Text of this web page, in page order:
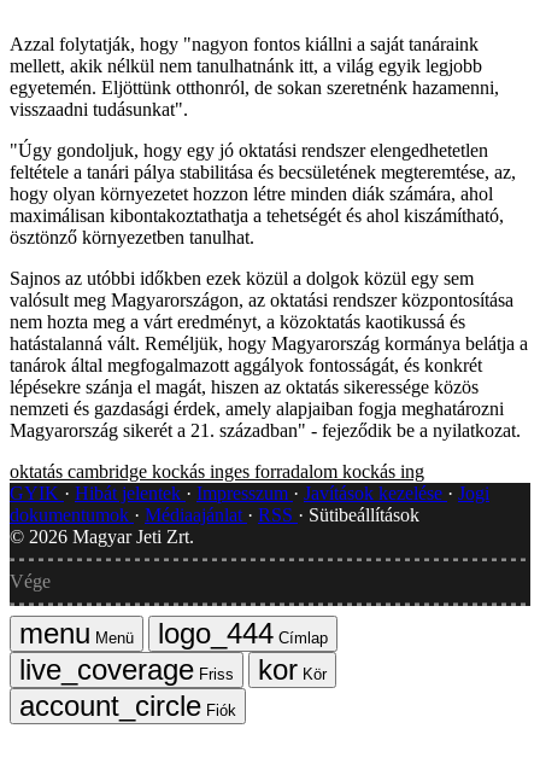
Azzal folytatják, hogy "nagyon fontos kiállni a saját tanáraink
mellett, akik nélkül nem tanulhatnánk itt, a világ egyik legjobb
egyetemén. Eljöttünk otthonról, de sokan szeretnénk hazamenni,
visszaadni tudásunkat".
"Úgy gondoljuk, hogy egy jó oktatási rendszer elengedhetetlen
feltétele a tanári pálya stabilitása és becsületének megteremtése, az,
hogy olyan környezetet hozzon létre minden diák számára, ahol
maximálisan kibontakoztathatja a tehetségét és ahol kiszámítható,
ösztönző környezetben tanulhat.
Sajnos az utóbbi időkben ezek közül a dolgok közül egy sem
valósult meg Magyarországon, az oktatási rendszer központosítása
nem hozta meg a várt eredményt, a közoktatás kaotikussá és
hatástalanná vált. Reméljük, hogy Magyarország kormánya belátja a
tanárok által megfogalmazott aggályok fontosságát, és konkrét
lépésekre szánja el magát, hiszen az oktatás sikeressége közös
nemzeti és gazdasági érdek, amely alapjaiban fogja meghatározni
Magyarország sikerét a 21. században" - fejeződik be a nyilatkozat.
oktatás cambridge kockás inges forradalom kockás ing
GYIK
Hibát jelentek Impresszum Javítások kezelése
Jogi
dokumentumok
Médiaajánlat RSS
Sütibeállítások
© 2026 Magyar Jeti Zrt.
Vége
Menü
Címlap
Friss
Kör
Fiók